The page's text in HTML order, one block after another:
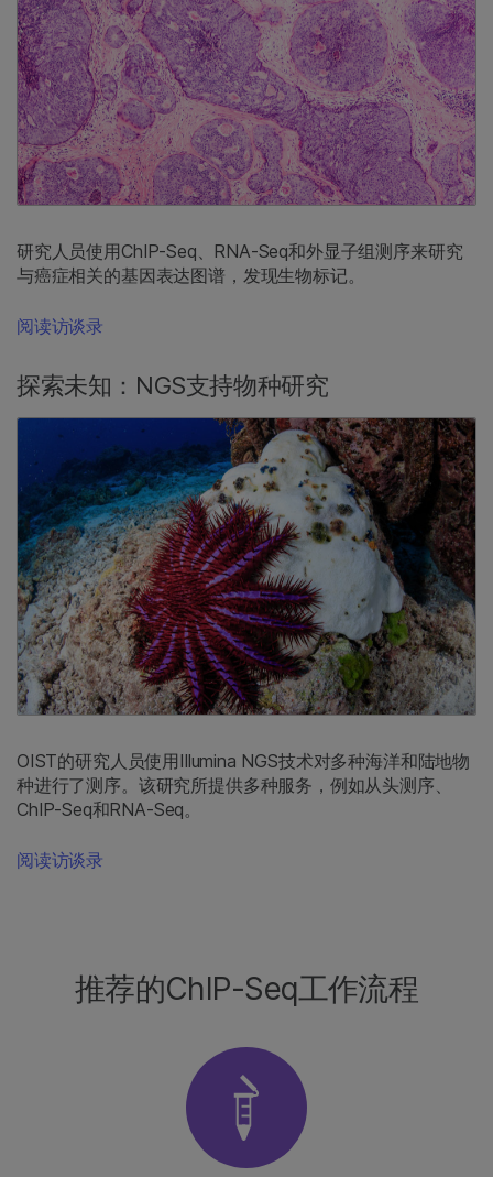
研究人员使用ChIP-Seq、RNA-Seq和外显子组测序来研究
与癌症相关的基因表达图谱，发现生物标记。
阅读访谈录
探索未知：NGS支持物种研究
OIST的研究人员使用Illumina NGS技术对多种海洋和陆地物
种进行了测序。该研究所提供多种服务，例如从头测序、
ChIP-Seq和RNA-Seq。
阅读访谈录
推荐的ChIP-Seq工作流程